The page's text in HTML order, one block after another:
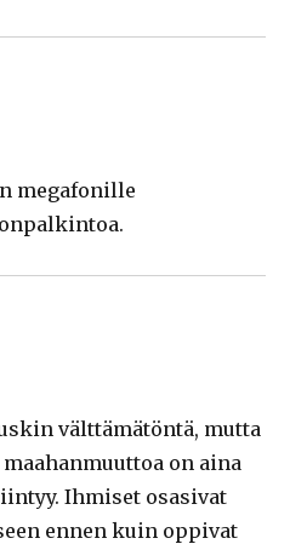
megafonille
välttämätöntä, mutta
on aina
Ihmiset osasivat
ennen kuin oppivat